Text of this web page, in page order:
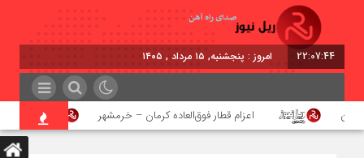
22:07:45 امروز : پنجشنبه, ۱۵ مرداد , ۱۴۰۵
اعزام قطار فوق‌العاده کرمان – خرمشهر